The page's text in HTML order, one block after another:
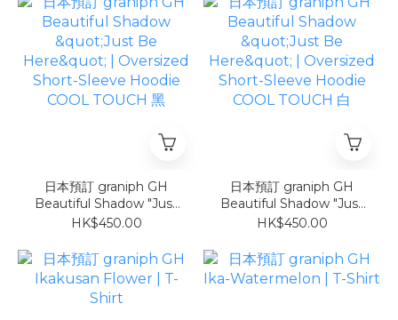
日本預訂 graniph GH
Beautiful Shadow "Just
Be Here" | Oversized
COOL TOUCH 黑
HK$450.00
日本預訂 graniph GH
Beautiful Shadow "Just
Be Here" | Oversized
COOL TOUCH 白
HK$450.00